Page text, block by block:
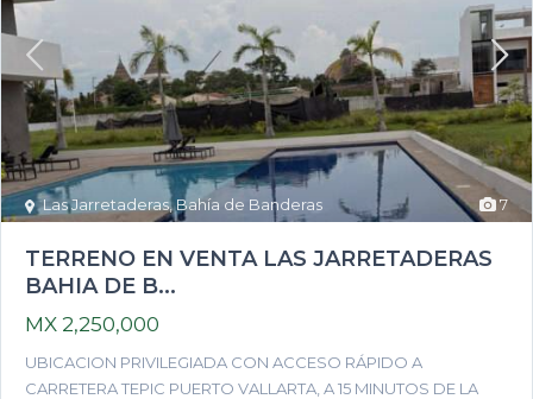
7
Las Jarretaderas,Bahía de Banderas
TERRENO EN VENTA LAS JARRETADERAS
BAHIA DE B...
MX 2,250,000
UBICACION PRIVILEGIADA CON ACCESO RÁPIDO A
CARRETERA TEPIC PUERTO VALLARTA, A 15 MINUTOS DE LA